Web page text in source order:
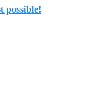
possible!